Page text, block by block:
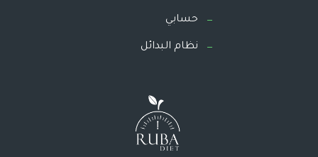
حسابي
نظام البدائل